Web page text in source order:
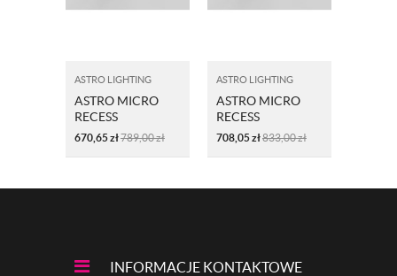
ASTRO LIGHTING
ASTRO MICRO
RECESS
SWITCHED
670,65zł789,00zł
ASTRO LIGHTING
ASTRO MICRO
RECESS
SWITCHED
708,05zł833,00zł
INFORMACJE KONTAKTOWE